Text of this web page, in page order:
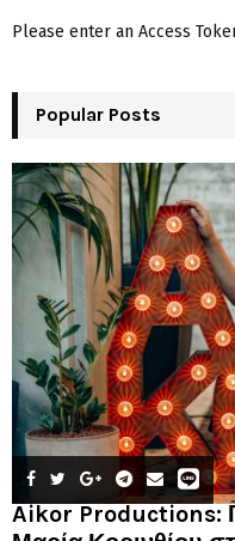
Please enter an Access
Popular Posts
Aikor Productions: